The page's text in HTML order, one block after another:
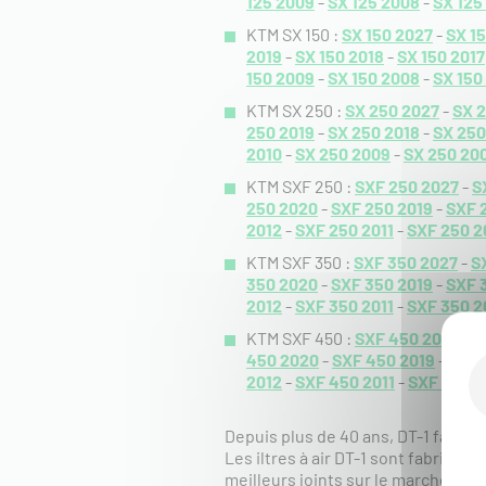
KTM SX 150 : SX 150 2027-SX
2019 -SX 150 2018 -SX 150 2017
150 2009 -SX 150 2008 -SX
KTM SX 250 : SX 250 2027-SX
250 2019 -SX 250 2018 -SX
2010-SX 250 2009 -SX 250
KTM SXF 250 : SXF 250 2027-
250 2020-SXF 250 2019 -SXF
2012 -SXF 250 2011 -SXF 250
KTM SXF 350 : SXF 350 2027-
350 2020-SXF 350 2019 -SXF
2012 -SXF 350 2011 -SXF 350
KTM SXF 450 : SXF 450 2027
450 2020-SXF 450 2019 -
2012 -SXF 450 2011 -SXF 450
Depuis plus de 40 ans, DT-1
Les iltres à air DT-1 sont
meilleurs joints sur le marché